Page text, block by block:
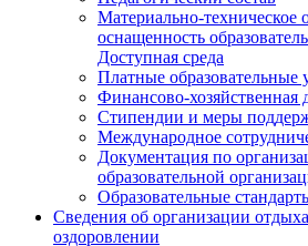
Материально-техническое
оснащенность
Доступная среда
Платные образовательные
Финансово-хозяйственная
Стипендии и меры
Международное
Документация по
образовательной
Образовательные
Сведения об организации
оздоровлении